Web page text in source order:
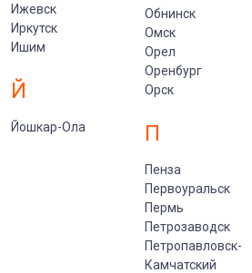
Ижевск
Иркутск
Ишим
Й
Йошкар-Ола
Обнинск
Омск
Орел
Оренбург
Орск
П
Пенза
Первоуральск
Пермь
Петрозаводск
Петропавловск-
Камчатский